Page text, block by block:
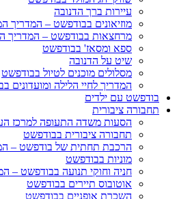
עיירות ברך הדנובה
מוזיאונים בבודפשט – המדריך
מרחצאות בבודפשט – המדריך
ספא ומסאז' בבודפשט
שיט על הדנובה
מסלולים מוכנים לטיול בבודפשט
המדריך לחיי הלילה ומועדונים
בודפשט עם ילדים
תחבורה ציבורית
הסעות משדה התעופה למרכז
תחבורה ציבורית בבודפשט
הרכבת תחתית של בודפשט –
מוניות בבודפשט
חניה וחוקי תנועה בבודפשט –
אוטובוס תיירים בבודפשט
השכרת אופניים בבודפשט